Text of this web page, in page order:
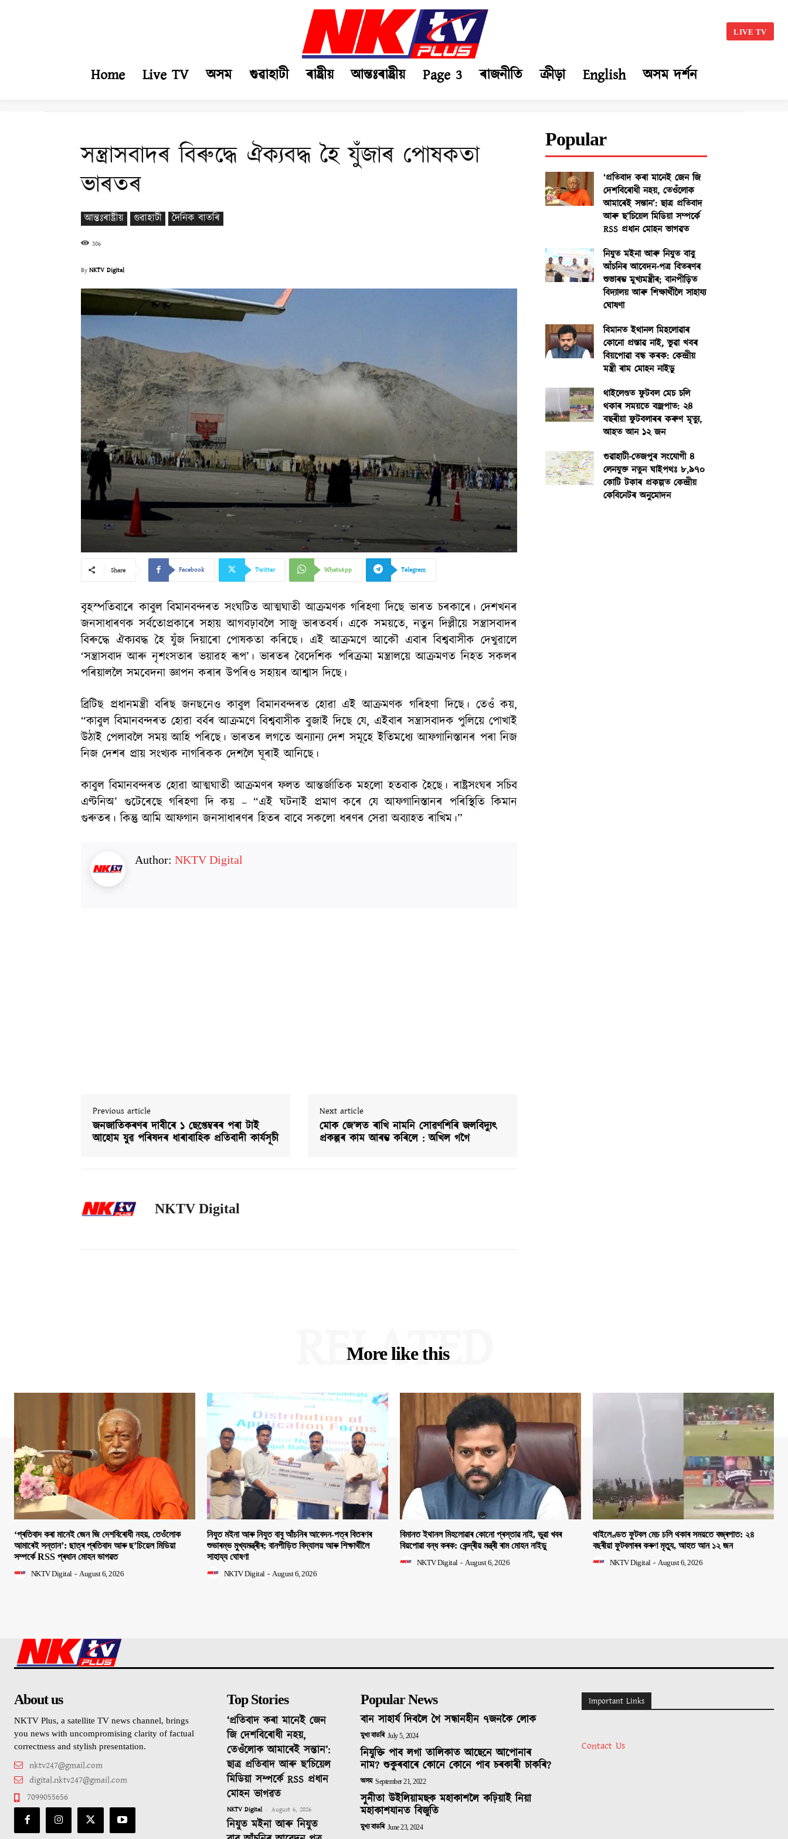
LIVE TV
Home Live TV অসম গুৱাহাটী ৰাষ্ট্ৰীয় আন্তঃৰাষ্ট্ৰীয় Page 3 ৰাজনীতি ক্ৰীড়া English অসম দৰ্শন
সন্ত্ৰাসবাদৰ বিৰুদ্ধে ঐক্যবদ্ধ হৈ যুঁজাৰ পোষকতা
ভাৰতৰ
আন্তঃৰাষ্ট্ৰীয় গুৱাহাটী দৈনিক বাতৰি
306
ByNKTV Digital
Share Facebook Twitter WhatsApp Telegram
বৃহস্পতিবাৰে কাবুল বিমানবন্দৰত সংঘটিত আত্মঘাতী আক্ৰমণক গৰিহণা দিছে ভাৰত চৰকাৰে। দেশখনৰ
জনসাধাৰণক সৰ্বতোপ্ৰকাৰে সহায় আগবঢ়াবলৈ সাজু ভাৰতবৰ্ষ। একে সময়তে, নতুন দিল্লীয়ে সন্ত্ৰাসবাদৰ
বিৰুদ্ধে ঐক্যবদ্ধ হৈ যুঁজ দিয়াৰো পোষকতা কৰিছে। এই আক্ৰমণে আকৌ এবাৰ বিশ্ববাসীক দেখুৱালে
‘সন্ত্ৰাসবাদ আৰু নৃশংসতাৰ ভয়াৱহ ৰূপ’। ভাৰতৰ বৈদেশিক পৰিক্ৰমা মন্ত্ৰালয়ে আক্ৰমণত নিহত সকলৰ
পৰিয়াললৈ সমবেদনা জ্ঞাপন কৰাৰ উপৰিও সহায়ৰ আশ্বাস দিছে।
ব্ৰিটিছ প্ৰধানমন্ত্ৰী বৰিছ জনছনেও কাবুল বিমানবন্দৰত হোৱা এই আক্ৰমণক গৰিহণা দিছে। তেওঁ কয়,
“কাবুল বিমানবন্দৰত হোৱা বৰ্বৰ আক্ৰমণে বিশ্ববাসীক বুজাই দিছে যে, এইবাৰ সন্ত্ৰাসবাদক পুলিয়ে পোখাই
উঠাই পেলাবলৈ সময় আহি পৰিছে। ভাৰতৰ লগতে অন্যান্য দেশ সমূহে ইতিমধ্যে আফগানিস্তানৰ পৰা নিজ
নিজ দেশৰ প্ৰায় সংখ্যক নাগৰিকক দেশলৈ ঘূৰাই আনিছে।
কাবুল বিমানবন্দৰত হোৱা আত্মঘাতী আক্ৰমণৰ ফলত আন্তৰ্জাতিক মহলো হতবাক হৈছে। ৰাষ্ট্ৰসংঘৰ সচিব
এণ্টনিঅ’ গুটেৰেছে গৰিহণা দি কয় – “এই ঘটনাই প্ৰমাণ কৰে যে আফগানিস্তানৰ পৰিস্থিতি কিমান
গুৰুতৰ। কিন্তু আমি আফগান জনসাধাৰণৰ হিতৰ বাবে সকলো ধৰণৰ সেৱা অব্যাহত ৰাখিম।”
Author: NKTV Digital
Previous article
জনজাতিকৰণৰ দাবীৰে ১ ছেপ্তেম্বৰৰ পৰা টাই
আহোম যুৱ পৰিষদৰ ধাৰাবাহিক প্ৰতিবাদী কাৰ্যসূচী
Next article
মোক জে’লত ৰাখি নামনি সোৱণশিৰি জলবিদ্যুৎ
প্ৰকল্পৰ কাম আৰম্ভ কৰিলে : অখিল গগৈ
NKTV Digital
Popular
‘প্ৰতিবাদ কৰা মানেই জেন জি
দেশবিৰোধী নহয়, তেওঁলোক
আমাৰেই সন্তান’: ছাত্ৰ প্ৰতিবাদ
আৰু ছ’চিয়েল মিডিয়া সম্পৰ্কে
RSS প্ৰধান মোহন ভাগৱত
নিযুত মইনা আৰু নিযুত বাবু
আঁচনিৰ আবেদন-পত্ৰ বিতৰণৰ
শুভাৰম্ভ মুখ্যমন্ত্ৰীৰ; বানপীড়িত
বিদ্যালয় আৰু শিক্ষাৰ্থীলৈ সাহায্য
ঘোষণা
বিমানত ইথানল মিহলোৱাৰ
কোনো প্ৰস্তাৱ নাই, ভুৱা খবৰ
বিয়পোৱা বন্ধ কৰক: কেন্দ্ৰীয়
মন্ত্ৰী ৰাম মোহন নাইডু
থাইলেণ্ডত ফুটবল মেচ চলি
থকাৰ সময়তে বজ্ৰপাত: ২৪
বছৰীয়া ফুটবলাৰৰ কৰুণ মৃত্যু,
আহত আন ১২ জন
গুৱাহাটী-তেজপুৰ সংযোগী ৪
লেনযুক্ত নতুন ঘাইপথঃ ৮,৯৭০
কোটি টকাৰ প্ৰকল্পত কেন্দ্ৰীয়
কেবিনেটৰ অনুমোদন
More like this
RELATED
‘প্ৰতিবাদ কৰা মানেই জেন জি দেশবিৰোধী নহয়, তেওঁলোক
আমাৰেই সন্তান’: ছাত্ৰ প্ৰতিবাদ আৰু ছ’চিয়েল মিডিয়া
সম্পৰ্কে RSS প্ৰধান মোহন ভাগৱত
NKTV Digital - August 6, 2026
নিযুত মইনা আৰু নিযুত বাবু আঁচনিৰ আবেদন-পত্ৰ বিতৰণৰ
শুভাৰম্ভ মুখ্যমন্ত্ৰীৰ; বানপীড়িত বিদ্যালয় আৰু শিক্ষাৰ্থীলৈ
সাহায্য ঘোষণা
NKTV Digital - August 6, 2026
বিমানত ইথানল মিহলোৱাৰ কোনো প্ৰস্তাৱ নাই, ভুৱা খবৰ
বিয়পোৱা বন্ধ কৰক: কেন্দ্ৰীয় মন্ত্ৰী ৰাম মোহন নাইডু
NKTV Digital - August 6, 2026
থাইলেণ্ডত ফুটবল মেচ চলি থকাৰ সময়তে বজ্ৰপাত: ২৪
বছৰীয়া ফুটবলাৰৰ কৰুণ মৃত্যু, আহত আন ১২ জন
NKTV Digital - August 6, 2026
About us
NKTV Plus, a satellite TV news channel, brings
you news with uncompromising clarity of factual
correctness and stylish presentation.
nktv247@gmail.com
digital.nktv247@gmail.com
7099055656
Top Stories
‘প্ৰতিবাদ কৰা মানেই জেন
জি দেশবিৰোধী নহয়,
তেওঁলোক আমাৰেই সন্তান’:
ছাত্ৰ প্ৰতিবাদ আৰু ছ’চিয়েল
মিডিয়া সম্পৰ্কে RSS প্ৰধান
মোহন ভাগৱত
NKTV Digital - August 6, 2026
নিযুত মইনা আৰু নিযুত
Popular News
বান সাহাৰ্য দিবলৈ গৈ সন্ধানহীন ৭জনকৈ লোক
মুখ্য বাতৰি July 5, 2024
নিযুক্তি পাব লগা তালিকাত আছেনে আপোনাৰ
নাম? শুকুৰবাৰে কোনে কোনে পাব চৰকাৰী চাকৰি?
অসম September 21, 2022
সুনীতা উইলিয়ামছক মহাকাশলৈ কঢ়িয়াই নিয়া
মহাকাশযানত বিজুতি
মুখ্য বাতৰি June 23, 2024
Important Links
Contact Us